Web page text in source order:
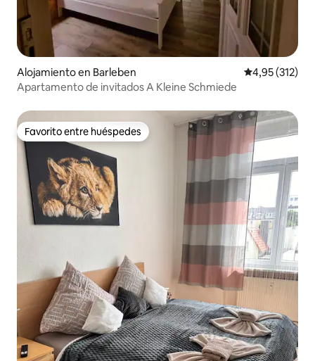
Alojamiento en Barleben Calificación
4,95 (312)
Apartamento de invitados A Kleine Schmiede
Favorito entre huéspedes
Favorito entre huéspedes